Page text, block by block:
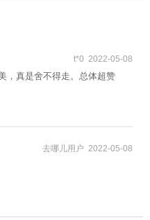
t*0 2022-05-08
，真是舍不得走。总体超赞
去哪儿用户 2022-05-08